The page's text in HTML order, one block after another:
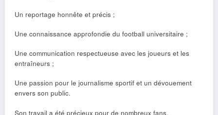
Un reportage honnête et précis ;
Une connaissance approfondie du football universitaire ;
Une communication respectueuse avec les joueurs et les
entraîneurs ;
Une passion pour le journalisme sportif et un dévouement
envers son public.
Son travail a été précieux pour de nombreux fans,